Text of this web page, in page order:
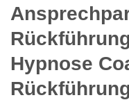
Hypnose